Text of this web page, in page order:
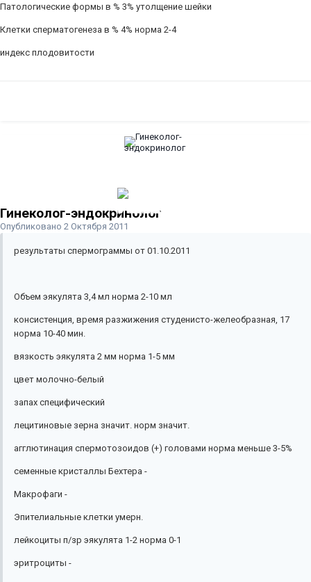
Патологические формы в % 3% утолщение шейки
Клетки сперматогенеза в % 4% норма 2-4
индекс плодовитости
Гинеколог-эндокринолог
Опубликовано 2 Октября 2011
результаты спермограммы от 01.10.2011
Объем эякулята 3,4 мл норма 2-10 мл
консистенция, время разжижения студенисто-желеобразная, 17
норма 10-40 мин.
вязкость эякулята 2 мм норма 1-5 мм
цвет молочно-белый
запах специфический
лецитиновые зерна значит. норм значит.
агглютинация спермотозоидов (+) головами норма меньше 3-5%
семенные кристаллы Бехтера -
Макрофаги -
Эпителиальные клетки умерн.
лейкоциты п/зр эякулята 1-2 норма 0-1
эритроциты -